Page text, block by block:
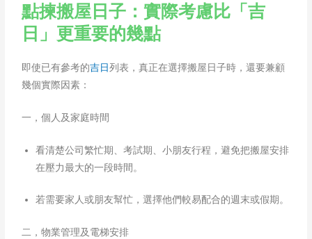
點揀搬屋日子：實際考慮比「吉
日」更重要的幾點
即使已有參考的吉日列表，真正在選擇搬屋日子時，還要兼顧
幾個實際因素：
一，個人及家庭時間
看清楚公司繁忙期、考試期、小朋友行程，避免把搬屋安排
在壓力最大的一段時間。
若需要家人或朋友幫忙，選擇他們較易配合的週末或假期。
二，物業管理及電梯安排